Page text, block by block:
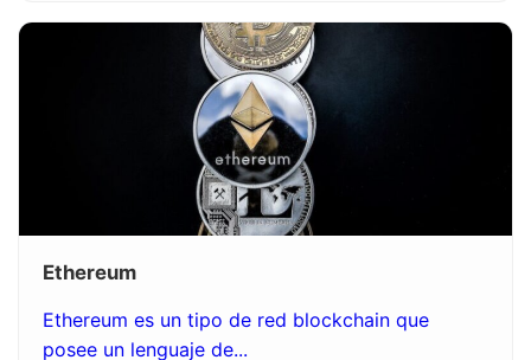
Ethereum
Ethereum es un tipo de red blockchain que
posee un lenguaje de...